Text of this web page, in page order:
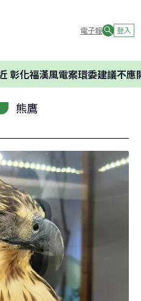
電子報 登入
風電案環委建議不應開發
熊鷹